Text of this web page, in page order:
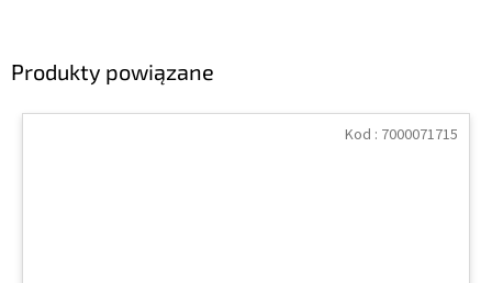
Produkty powiązane
Kod : 7000071715